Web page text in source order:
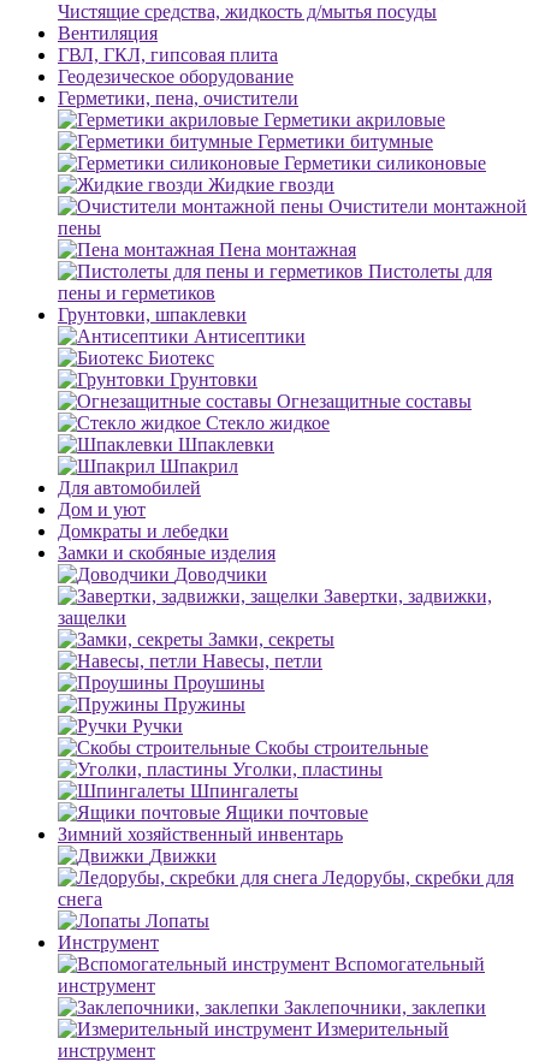
Чистящие средства, жидкость д/мытья посуды
Вентиляция
ГВЛ, ГКЛ, гипсовая плита
Геодезическое оборудование
Герметики, пена, очистители
Герметики акриловые
Герметики битумные
Герметики силиконовые
Жидкие гвозди
Очистители монтажной
пены
Пена монтажная
Пистолеты для
пены и герметиков
Грунтовки, шпаклевки
Антисептики
Биотекс
Грунтовки
Огнезащитные составы
Стекло жидкое
Шпаклевки
Шпакрил
Для автомобилей
Дом и уют
Домкраты и лебедки
Замки и скобяные изделия
Доводчики
Завертки, задвижки,
защелки
Замки, секреты
Навесы, петли
Проушины
Пружины
Ручки
Скобы строительные
Уголки, пластины
Шпингалеты
Ящики почтовые
Зимний хозяйственный инвентарь
Движки
Ледорубы, скребки для
снега
Лопаты
Инструмент
Вспомогательный
инструмент
Заклепочники, заклепки
Измерительный
инструмент